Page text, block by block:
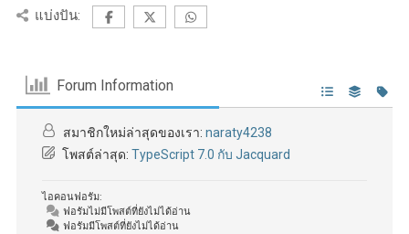
แบ่งปัน:
Forum Information
สมาชิกใหม่ล่าสุดของเรา: naraty4238
โพสต์ล่าสุด: TypeScript 7.0 กับ Jacquard
ไอคอนฟอรัม:
ฟอรัมไม่มีโพสต์ที่ยังไม่ได้อ่าน
ฟอรัมมีโพสต์ที่ยังไม่ได้อ่าน